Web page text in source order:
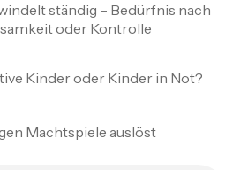
ständig – Bedürfnis nach
oder Kontrolle
Kinder oder Kinder in Not?
Machtspiele auslöst